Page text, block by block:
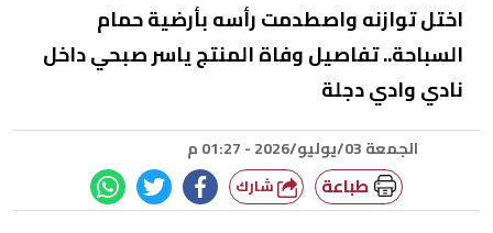
اختل توازنه واصطدمت رأسه بأرضية حمام
السباحة.. تفاصيل وفاة المنتج ياسر صبحي داخل
نادي وادي دجلة
الجمعة 03/يوليو/2026 - 01:27 م
طباعة